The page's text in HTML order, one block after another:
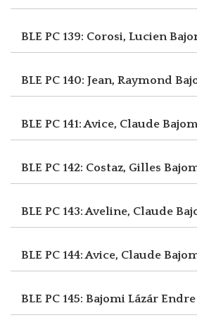
BLE PC 139: Corosi, Lucien
BLE PC 140: Jean, Raymond
BLE PC 141: Avice, Claude
BLE PC 142: Costaz, Gilles
BLE PC 143: Aveline, Claude
BLE PC 144: Avice, Claude
BLE PC 145: Bajomi Lázár Endre